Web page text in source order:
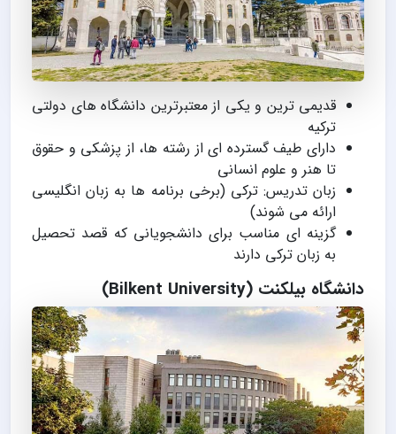
قدیمی ترین و یکی از معتبرترین دانشگاه های دولتی
ترکیه
دارای طیف گسترده ای از رشته ها، از پزشکی و حقوق
تا هنر و علوم انسانی
زبان تدریس: ترکی (برخی برنامه ها به زبان انگلیسی
ارائه می شوند)
گزینه ای مناسب برای دانشجویانی که قصد تحصیل
به زبان ترکی دارند
دانشگاه بیلکنت (Bilkent University)